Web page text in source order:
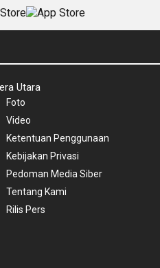
Utara
Foto
Video
Ketentuan Penggunaan
Kebijakan Privasi
Pedoman Media Siber
Tentang Kami
Rilis Pers